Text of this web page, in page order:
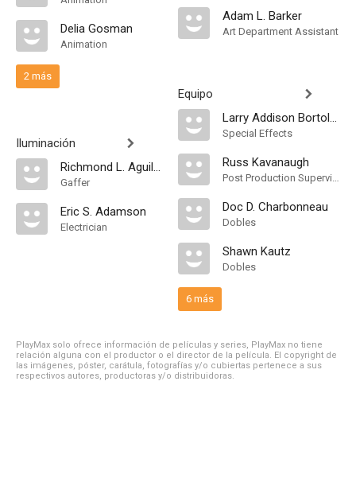
Delia Gosman
Animation
2 más
Iluminación
Richmond L. Aguilar
Gaffer
Eric S. Adamson
Electrician
Adam L. Barker
Art Department Assistant
Equipo
Larry Addison Bortolott
Special Effects
Russ Kavanaugh
Post Production Supervisor
Doc D. Charbonneau
Dobles
Shawn Kautz
Dobles
6 más
PlayMax solo ofrece información de películas y series, PlayMax no tiene
relación alguna con el productor o el director de la película. El copyright de
las imágenes, póster, carátula, fotografías y/o cubiertas pertenece a sus
respectivos autores, productoras y/o distribuidoras.